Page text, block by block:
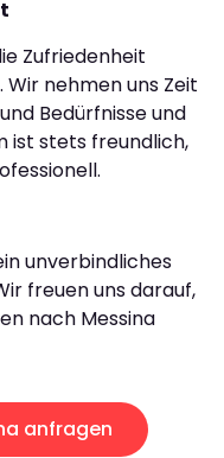
Zufriedenheit
nehmen uns Zeit
Bedürfnisse und
ist stets freundlich,
unverbindliches
freuen uns darauf,
nach Messina
anfragen